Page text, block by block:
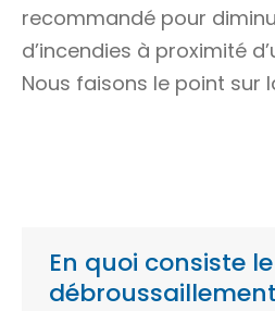
recommandé pour
d’incendies à proximité
Nous faisons le point sur
En quoi consiste le